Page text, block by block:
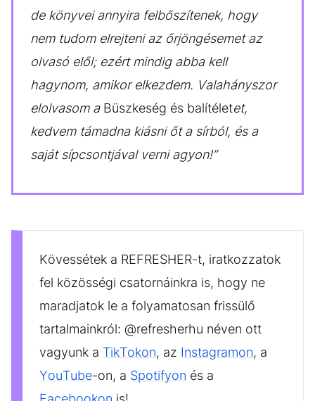
de könyvei annyira felbőszítenek, hogy
nem tudom elrejteni az őrjöngésemet az
olvasó elől; ezért mindig abba kell
hagynom, amikor elkezdem. Valahányszor
elolvasom a Büszkeség és balítéletet,
kedvem támadna kiásni őt a sírból, és a
saját sípcsontjával verni agyon!”
Kövessétek a REFRESHER-t, iratkozzatok
fel közösségi csatornáinkra is, hogy ne
maradjatok le a folyamatosan frissülő
tartalmainkról: @refresherhu néven ott
vagyunk a TikTokon, az Instagramon, a
YouTube-on, a Spotifyon és a